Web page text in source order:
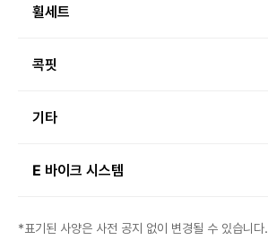
휠세트
콕핏
기타
E 바이크 시스템
*표기된 사양은 사전 공지 없이 변경될 수 있습니다.